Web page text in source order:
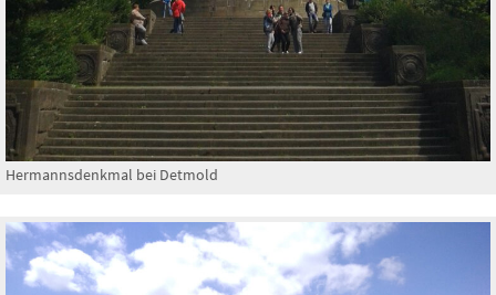
Hermannsdenkmal bei Detmold